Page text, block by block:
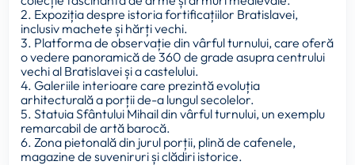
2. Expoziția despre istoria fortificațiilor Bratislavei,
inclusiv machete și hărți vechi.
3. Platforma de observație din vârful turnului, care oferă
o vedere panoramică de 360 de grade asupra centrului
vechi al Bratislavei și a castelului.
4. Galeriile interioare care prezintă evoluția
arhitecturală a porții de-a lungul secolelor.
5. Statuia Sfântului Mihail din vârful turnului, un exemplu
remarcabil de artă barocă.
6. Zona pietonală din jurul porții, plină de cafenele,
magazine de suveniruri și clădiri istorice.